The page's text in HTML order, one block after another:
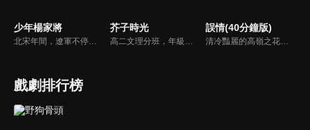
少年楊家將
北宋年間，遼軍不停襲擊邊境，百姓生活困苦。宋太宗為救大宋，派出鐵將軍楊業堅守雁門關，在楊業與其七子合力之下，宋軍終於痛擊遼軍，一時間楊家聲名大噪，成為眾人的英雄，但樹大招風，楊家的顯赫，引起了朝廷庸臣的妒忌…
芥子時光
高二文理分班，年級墊底的蘭靖灰和年級第一的凌冬成了同桌，蘭父告訴蘭靖灰，凌冬是他的二表舅。處處不對盤的兩個人都想盡快擺脱對方。但事與願違，在蘭父和班主任要求下，凌冬不得不開始實施改造外甥計劃。而班級小透明肖小畫也無端被牽扯進來...
誤情(40分鐘版)
清冷豔麗的高嶺之花江時淺在遭受霸淩、暴力等一系列事件後，華麗蛻變逆襲歸來，用一場精心策劃強勢開啟自己的復仇之路，最終收穫內心救贖與愛情的故事。
戲劇排行榜